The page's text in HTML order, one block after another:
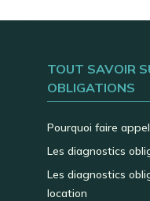
TOUT SAVOIR
OBLIGATIONS
Pourquoi faire
Les diagnostics
Les diagnostics
location